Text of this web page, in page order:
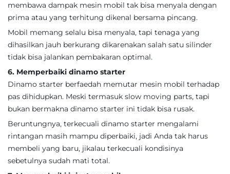
membawa dampak mesin mobil tak bisa menyala dengan
prima atau yang terhitung dikenal bersama pincang.
Mobil memang selalu bisa menyala, tapi tenaga yang
dihasilkan jauh berkurang dikarenakan salah satu silinder
tidak bisa jalankan pembakaran optimal.
6. Memperbaiki dinamo starter
Dinamo starter berfaedah memutar mesin mobil terhadap
pas dihidupkan. Meski termasuk slow moving parts, tapi
bukan bermakna dinamo starter ini tidak bisa rusak.
Beruntungnya, terkecuali dinamo starter mengalami
rintangan masih mampu diperbaiki, jadi Anda tak harus
membeli yang baru, jikalau terkecuali kondisinya
sebetulnya sudah mati total.